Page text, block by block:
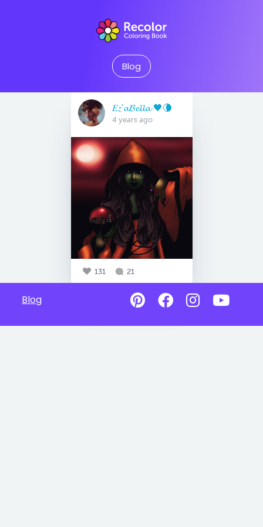
Blog
𝐸𝑧'𝓪𝓑𝓮𝓵𝓵𝓪 🖤🌘
4 years ago
131 21
Blog